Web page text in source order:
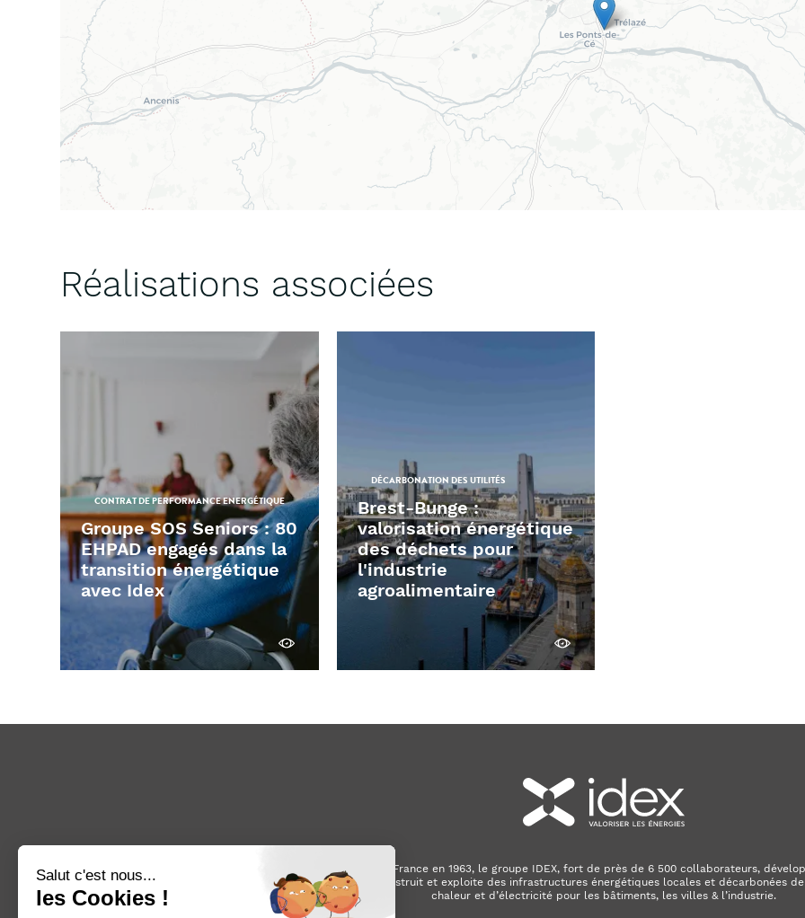
Réalisations associées
CONTRAT DE PERFORMANCE ENERGÉTIQUE
Groupe SOS Seniors : 80
EHPAD engagés dans la
transition énergétique
avec Idex
Découvrir
DÉCARBONATION DES UTILITÉS
Brest-Bunge :
valorisation énergétique
des déchets pour
l'industrie
agroalimentaire
Découvrir
Fondé en France en 1963, le groupe IDEX, fort de près de 6 500 collaborateurs,
finance, construit et exploite des infrastructures énergétiques locales et décarbonées
chaleur et d’électricité pour les bâtiments, les villes & l’industrie.